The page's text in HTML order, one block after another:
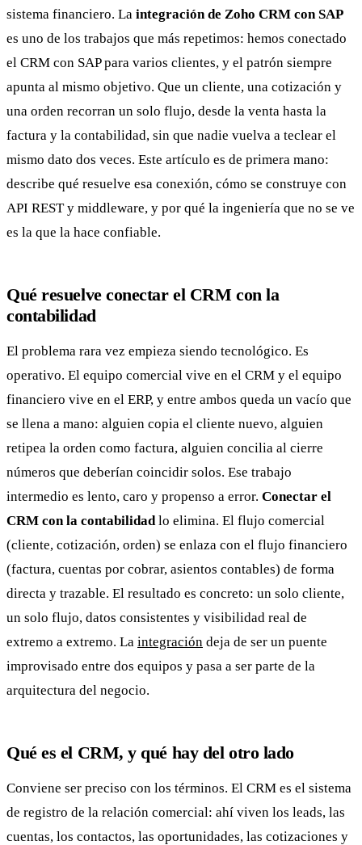
sistema financiero. La integración de Zoho CRM con SAP
es uno de los trabajos que más repetimos: hemos conectado
el CRM con SAP para varios clientes, y el patrón siempre
apunta al mismo objetivo. Que un cliente, una cotización y
una orden recorran un solo flujo, desde la venta hasta la
factura y la contabilidad, sin que nadie vuelva a teclear el
mismo dato dos veces. Este artículo es de primera mano:
describe qué resuelve esa conexión, cómo se construye con
API REST y middleware, y por qué la ingeniería que no se ve
es la que la hace confiable.
Qué resuelve conectar el CRM con la
contabilidad
El problema rara vez empieza siendo tecnológico. Es
operativo. El equipo comercial vive en el CRM y el equipo
financiero vive en el ERP, y entre ambos queda un vacío que
se llena a mano: alguien copia el cliente nuevo, alguien
retipea la orden como factura, alguien concilia al cierre
números que deberían coincidir solos. Ese trabajo
intermedio es lento, caro y propenso a error. Conectar el
CRM con la contabilidadlo elimina. El flujo comercial
(cliente, cotización, orden) se enlaza con el flujo financiero
(factura, cuentas por cobrar, asientos contables) de forma
directa y trazable. El resultado es concreto: un solo cliente,
un solo flujo, datos consistentes y visibilidad real de
extremo a extremo. La integración deja de ser un puente
improvisado entre dos equipos y pasa a ser parte de la
arquitectura del negocio.
Qué es el CRM, y qué hay del otro lado
Conviene ser preciso con los términos. El CRM es el sistema
de registro de la relación comercial: ahí viven los leads, las
cuentas, los contactos, las oportunidades, las cotizaciones y